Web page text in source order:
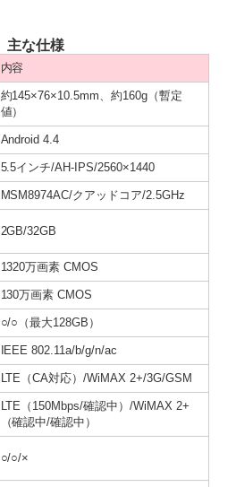
主な仕様
内容
約145×76×10.5mm、約160g（暫定
値）
Android 4.4
5.5インチ/AH-IPS/2560×1440
MSM8974AC/クアッドコア/2.5GHz
2GB/32GB
1320万画素 CMOS
130万画素 CMOS
○/○（最大128GB）
IEEE 802.11a/b/g/n/ac
LTE（CA対応）/WiMAX 2+/3G/GSM
LTE（150Mbps/確認中）/WiMAX 2+
（確認中/確認中）
○/○/×